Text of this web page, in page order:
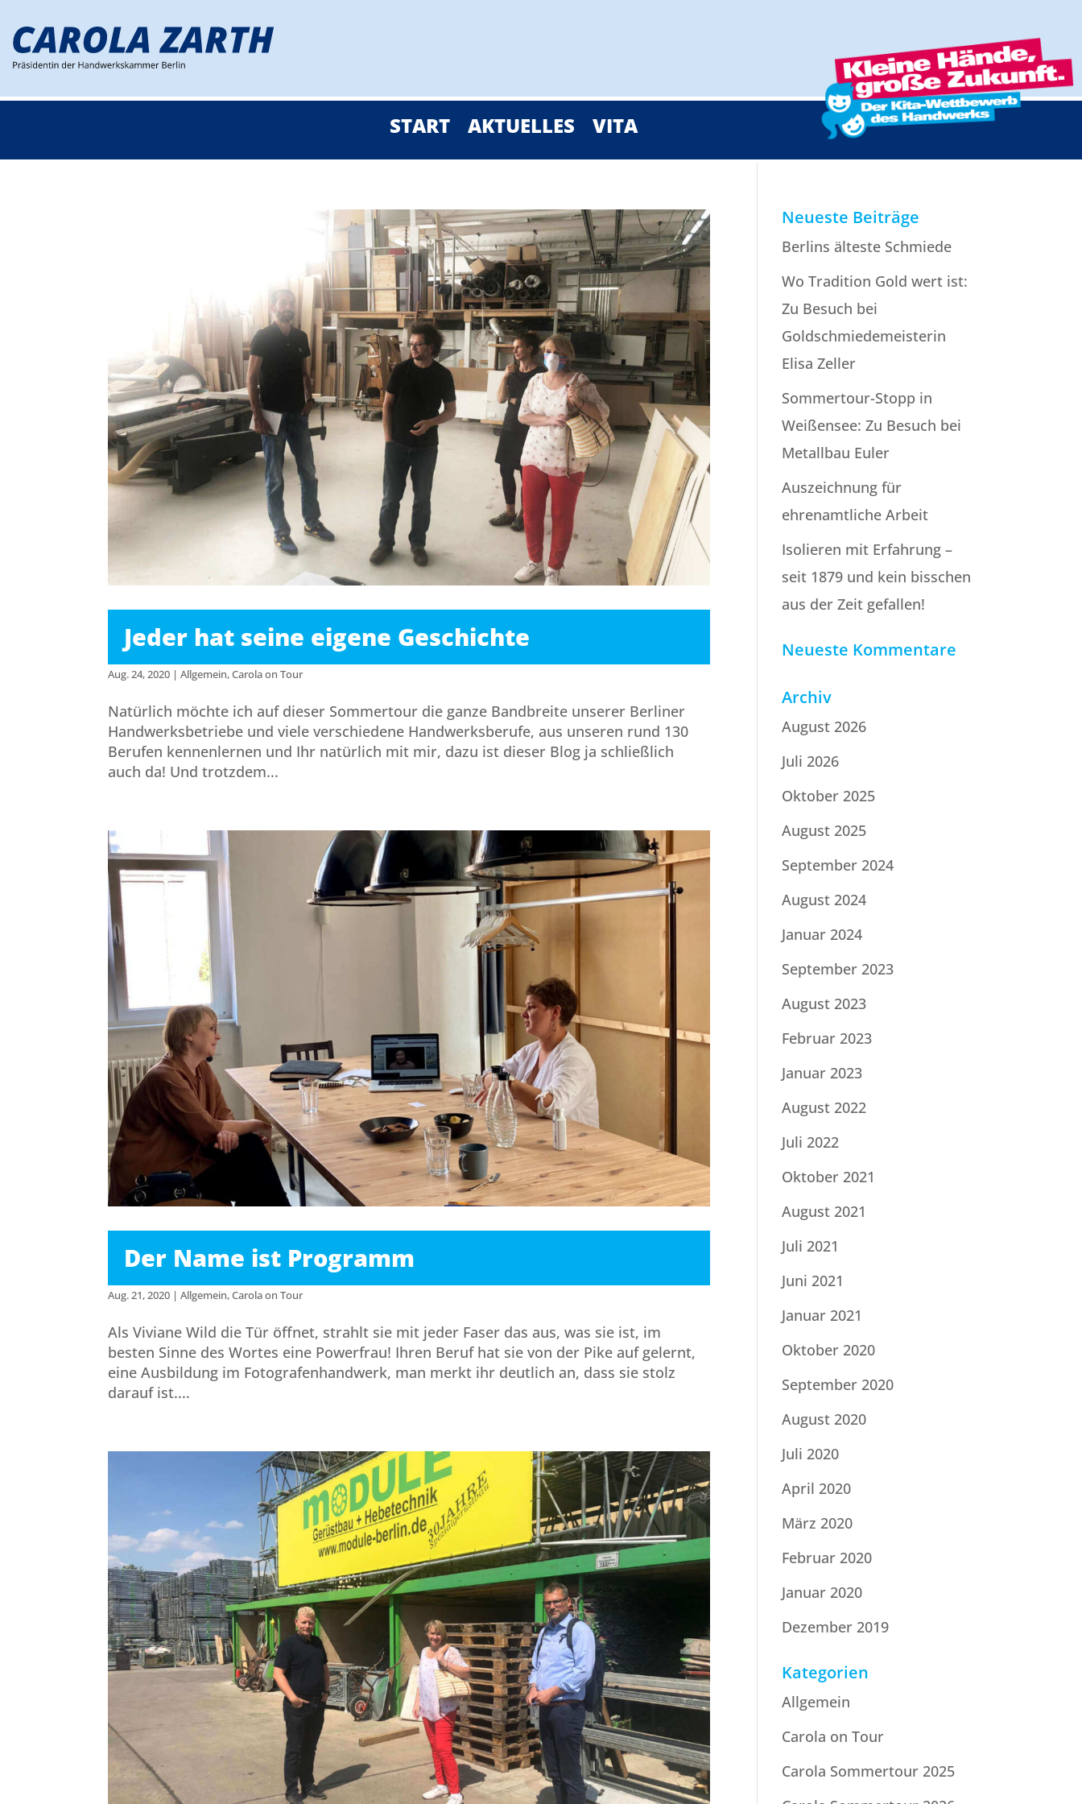
START AKTUELLES VITA
Jeder hat seine eigene Geschichte
Aug. 24, 2020 |Allgemein,Carola on Tour
Natürlich möchte ich auf dieser Sommertour die ganze Bandbreite unserer Berliner
Handwerksbetriebe und viele verschiedene Handwerksberufe, aus unseren rund 130
Berufen kennenlernen und Ihr natürlich mit mir, dazu ist dieser Blog ja schließlich
auch da! Und trotzdem...
Der Name ist Programm
Aug. 21, 2020 |Allgemein,Carola on Tour
Als Viviane Wild die Tür öffnet, strahlt sie mit jeder Faser das aus, was sie ist, im
besten Sinne des Wortes eine Powerfrau! Ihren Beruf hat sie von der Pike auf gelernt,
eine Ausbildung im Fotografenhandwerk, man merkt ihr deutlich an, dass sie stolz
darauf ist....
Neueste Beiträge
Berlins älteste Schmiede
Wo Tradition Gold wert ist:
Zu Besuch bei
Goldschmiede­meisterin
Elisa Zeller
Sommertour-Stopp in
Weißensee: Zu Besuch bei
Metallbau Euler
Auszeichnung für
ehrenamtliche Arbeit
Isolieren mit Erfahrung –
seit 1879 und kein bisschen
aus der Zeit gefallen!
Neueste Kommentare
Archiv
August 2026
Juli 2026
Oktober 2025
August 2025
September 2024
August 2024
Januar 2024
September 2023
August 2023
Februar 2023
Januar 2023
August 2022
Juli 2022
Oktober 2021
August 2021
Juli 2021
Juni 2021
Januar 2021
Oktober 2020
September 2020
August 2020
Juli 2020
April 2020
März 2020
Februar 2020
Januar 2020
Dezember 2019
Kategorien
Allgemein
Carola on Tour
Carola Sommertour 2025